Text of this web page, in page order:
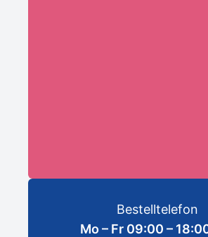
Bestelltelefon
Mo – Fr 09:00 –